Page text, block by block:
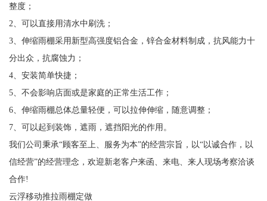
整度；
2、可以直接用清水中刷洗；
3、伸缩雨棚采用新型高强度铝合金，锌合金材料制成，抗风能力十
分出众，抗腐蚀力；
4、安装简单快捷；
5、不会影响店面或是家庭的正常生活工作；
6、伸缩雨棚总体总量轻便，可以拉伸伸缩，随意调整；
7、可以起到装饰，遮雨，遮挡阳光的作用。
我们公司秉承“顾客至上、服务为本”的经营宗旨，以“以诚合作，以
信经营”的经营理念，欢迎新老客户来函、来电、来人现场考察洽谈
合作!
云浮移动推拉雨棚定做